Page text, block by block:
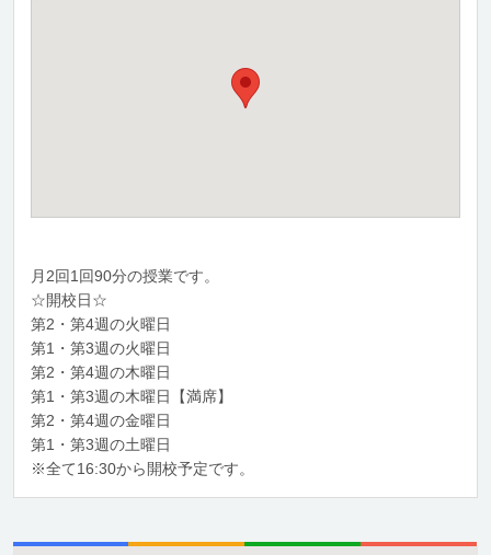
月2回1回90分の授業です。
☆開校日☆
第2・第4週の火曜日
第1・第3週の火曜日
第2・第4週の木曜日
第1・第3週の木曜日【満席】
第2・第4週の金曜日
第1・第3週の土曜日
※全て16:30から開校予定です。